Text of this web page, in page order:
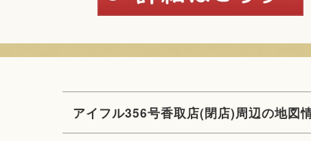
アイフル356号香取店(閉店)周辺の地図